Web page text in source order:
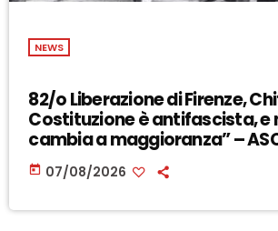
NEWS
82/o Liberazione di Firenze,
Costituzione è antifascista, e
cambia a maggioranza” –
today 07/08/2026